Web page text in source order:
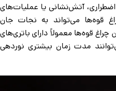
آتش‌نشانی یا عملیات‌های
قوه‌ها می‌تواند به نجات جان
قوه‌ها معمولاً دارای باتری‌های
مدت زمان بیشتری نوردهی